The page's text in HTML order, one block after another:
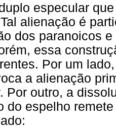
especular
alienação é
dos paranoicos
essa
Por um
a alienação
Por outro, a
do espelho